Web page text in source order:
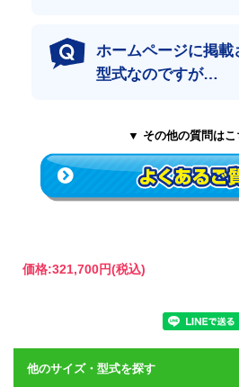
安心の全ゴムクローラーは
ホームページに掲載
型式なのですが…
▼ その他の質問は
価格:321,700円(税込)
他のサイズ・型式を探す